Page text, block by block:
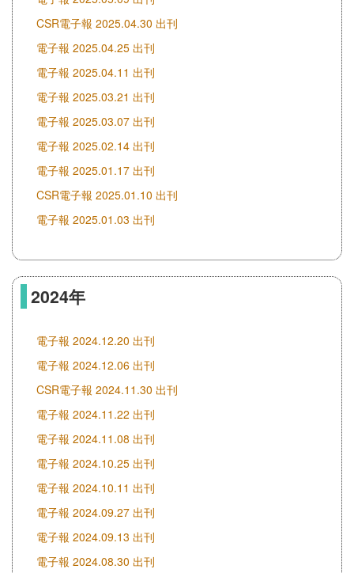
CSR電子報 2025.04.30 出刊
電子報 2025.04.25 出刊
電子報 2025.04.11 出刊
電子報 2025.03.21 出刊
電子報 2025.03.07 出刊
電子報 2025.02.14 出刊
電子報 2025.01.17 出刊
CSR電子報 2025.01.10 出刊
電子報 2025.01.03 出刊
2024年
電子報 2024.12.20 出刊
電子報 2024.12.06 出刊
CSR電子報 2024.11.30 出刊
電子報 2024.11.22 出刊
電子報 2024.11.08 出刊
電子報 2024.10.25 出刊
電子報 2024.10.11 出刊
電子報 2024.09.27 出刊
電子報 2024.09.13 出刊
電子報 2024.08.30 出刊